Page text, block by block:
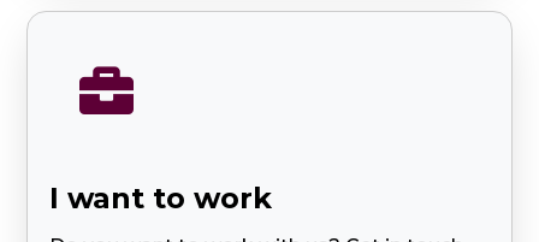

I want to work